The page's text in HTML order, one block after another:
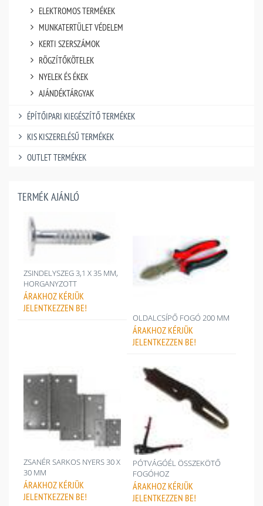
ELEKTROMOS TERMÉKEK
MUNKATERTÜLET VÉDELEM
KERTI SZERSZÁMOK
RÖGZÍTŐKÖTELEK
NYELEK ÉS ÉKEK
AJÁNDÉKTÁRGYAK
ÉPÍTŐIPARI KIEGÉSZÍTŐ TERMÉKEK
KIS KISZERELÉSŰ TERMÉKEK
OUTLET TERMÉKEK
TERMÉK AJÁNLÓ
ZSINDELYSZEG 3,1 X 35 MM,
HORGANYZOTT
ÁRAKHOZ KÉRJÜK
JELENTKEZZEN BE!
OLDALCSÍPŐ FOGÓ 200 MM
ÁRAKHOZ KÉRJÜK
JELENTKEZZEN BE!
ZSANÉR SARKOS NYERS 30 X
30 MM
ÁRAKHOZ KÉRJÜK
JELENTKEZZEN BE!
PÓTVÁGÓÉL ÖSSZEKÖTŐ
FOGÓHOZ
ÁRAKHOZ KÉRJÜK
JELENTKEZZEN BE!